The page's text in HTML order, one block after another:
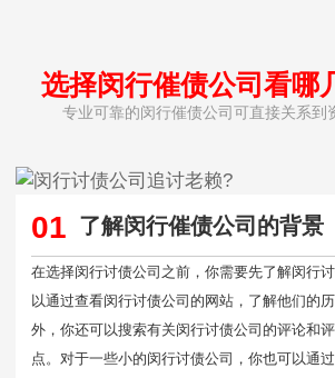
选择闵行催债公司看哪
专业可靠的闵行催债公司可直接关系到
01 了解闵行催债公司的背景
在选择闵行讨债公司之前，你需要先了解闵行
以通过查看闵行讨债公司的网站，了解他们的
外，你还可以搜索有关闵行讨债公司的评论和
点。对于一些小的闵行讨债公司，你也可以通